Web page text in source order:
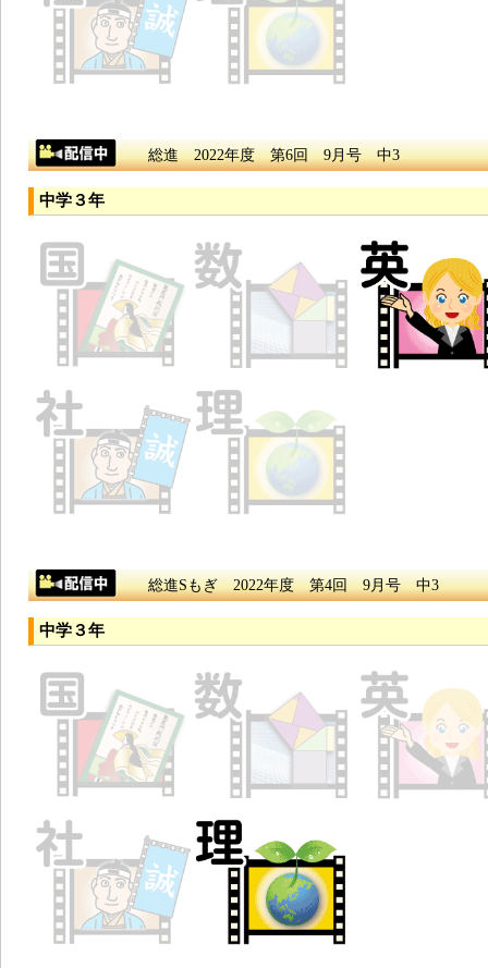
総進 2022年度 第6回 9月号 中3
中学３年
総進Sもぎ 2022年度 第4回 9月号 中3
中学３年